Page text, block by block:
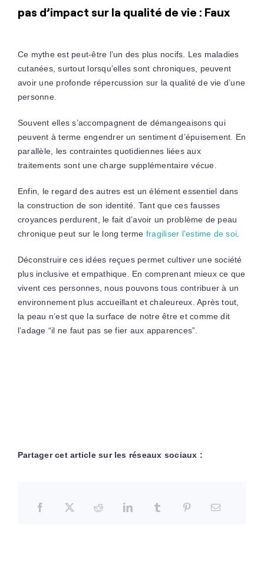
pas d’impact sur la qualité de vie : Faux
Ce mythe est peut-être l’un des plus nocifs. Les maladies
cutanées, surtout lorsqu’elles sont chroniques, peuvent
avoir une profonde répercussion sur la qualité de vie d’une
personne.
Souvent elles s’accompagnent de démangeaisons qui
peuvent à terme engendrer un sentiment d’épuisement. En
parallèle, les contraintes quotidiennes liées aux
traitements sont une charge supplémentaire vécue.
Enfin, le regard des autres est un élément essentiel dans
la construction de son identité. Tant que ces fausses
croyances perdurent, le fait d’avoir un problème de peau
chronique peut sur le long terme fragiliser l’estime de soi
Déconstruire ces idées reçues permet cultiver une société
plus inclusive et empathique. En comprenant mieux ce que
vivent ces personnes, nous pouvons tous contribuer à un
environnement plus accueillant et chaleureux. Après tout,
la peau n’est que la surface de notre être et comme dit
l’adage “il ne faut pas se fier aux apparences”.
Partager cet article sur les réseaux sociaux :